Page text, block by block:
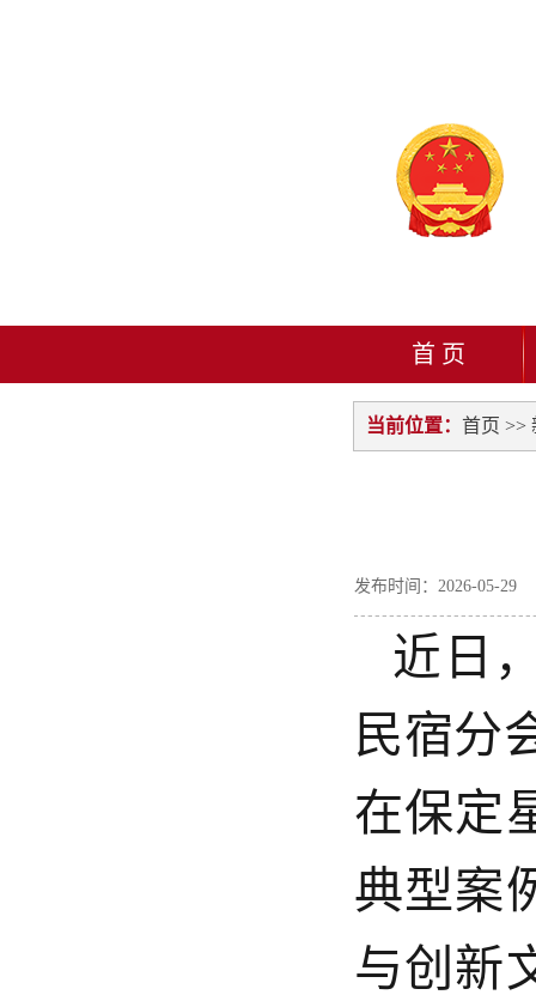
首 页
当前位置： 首页 >>
发布时间：2026-05-
近日
民宿分
在保定
典型案
与创新